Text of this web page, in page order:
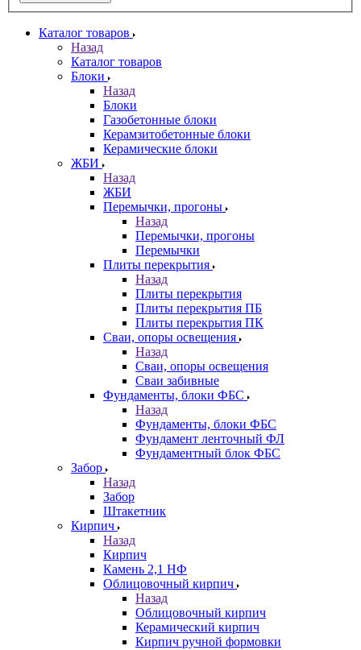
Каталог товаров
Назад
Каталог товаров
Блоки
Назад
Блоки
Газобетонные блоки
Керамзитобетонные блоки
Керамические блоки
ЖБИ
Назад
ЖБИ
Перемычки, прогоны
Назад
Перемычки, прогоны
Перемычки
Плиты перекрытия
Назад
Плиты перекрытия
Плиты перекрытия ПБ
Плиты перекрытия ПК
Сваи, опоры освещения
Назад
Сваи, опоры освещения
Сваи забивные
Фундаменты, блоки ФБС
Назад
Фундаменты, блоки ФБС
Фундамент ленточный ФЛ
Фундаментный блок ФБС
Забор
Назад
Забор
Штакетник
Кирпич
Назад
Кирпич
Камень 2,1 НФ
Облицовочный кирпич
Назад
Облицовочный кирпич
Керамический кирпич
Кирпич ручной формовки